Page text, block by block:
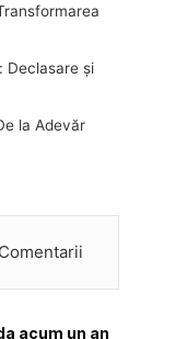
Declasare și
la Adevăr
Comentarii
acum un an